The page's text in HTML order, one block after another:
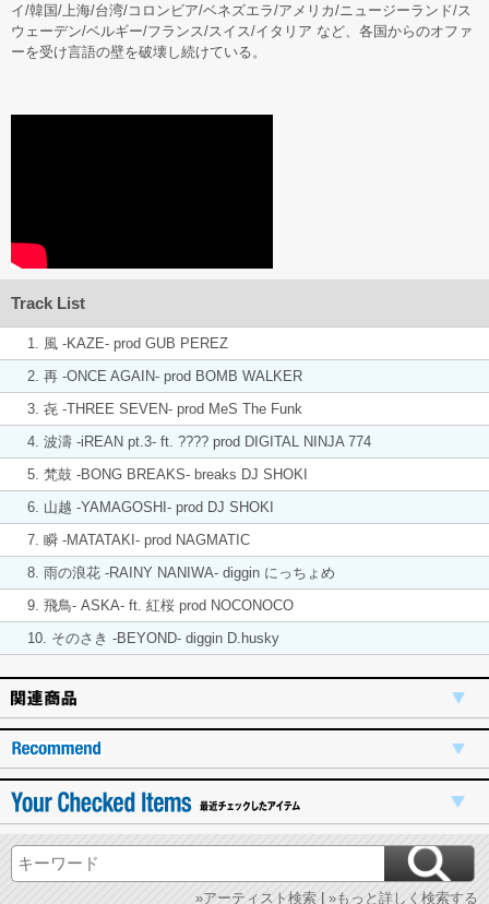
イ/韓国/上海/台湾/コロンビア/ベネズエラ/アメリカ/ニュージーランド/ス
ウェーデン/ベルギー/フランス/スイス/イタリア など、各国からのオファ
ーを受け言語の壁を破壊し続けている。
Track List
1. 風 -KAZE- prod GUB PEREZ
2. 再 -ONCE AGAIN- prod BOMB WALKER
3. 㐂 -THREE SEVEN- prod MeS The Funk
4. 波濤 -iREAN pt.3- ft. ???? prod DIGITAL NINJA 774
5. 梵鼓 -BONG BREAKS- breaks DJ SHOKI
6. 山越 -YAMAGOSHI- prod DJ SHOKI
7. 瞬 -MATATAKI- prod NAGMATIC
8. 雨の浪花 -RAINY NANIWA- diggin にっちょめ
9. 飛鳥- ASKA- ft. 紅桜 prod NOCONOCO
10. そのさき -BEYOND- diggin D.husky
»アーティスト検索 »もっと詳しく検索する